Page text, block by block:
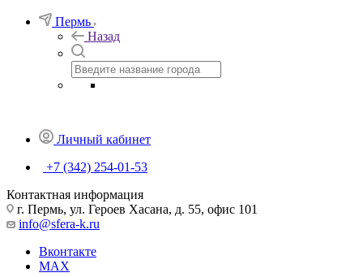
Пермь
Назад
Личный кабинет
+7 (342) 254-01-53
Контактная информация
г. Пермь, ул. Героев Хасана, д. 55, офис 101
info@sfera-k.ru
Вконтакте
MAX